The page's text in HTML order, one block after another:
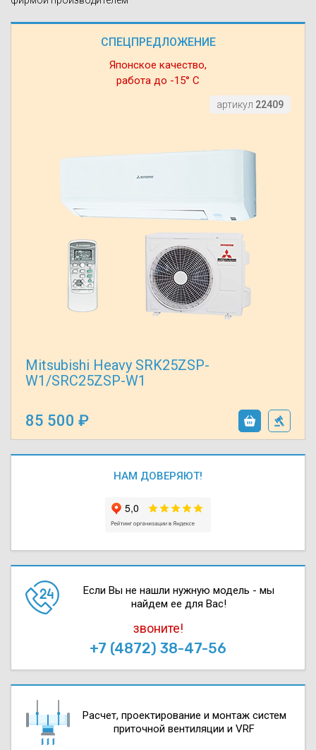
СПЕЦПРЕДЛОЖЕНИЕ
Японское качество,
работа до -15° С
артикул 22409
Mitsubishi Heavy SRK25ZSP-
W1/SRC25ZSP-W1
85 500
НАМ ДОВЕРЯЮТ!
Если Вы не нашли нужную модель - мы
найдем ее для Вас!
звоните!
+7 (4872) 38-47-56
Расчет, проектирова­ние и монтаж систем
приточной вентиляции и VRF